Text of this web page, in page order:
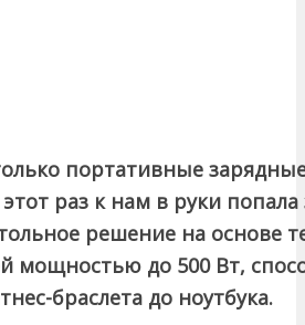
портативные
раз к нам в руки попала
решение на основе
мощностью до 500 Вт,
браслета до ноутбука.